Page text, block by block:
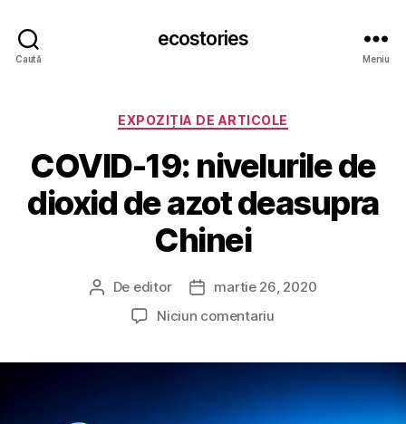
Caută
ecostories
Meniu
Categorii
EXPOZIȚIA DE ARTICOLE
COVID-19: nivelurile de
dioxid de azot deasupra
Chinei
Autor
articol
De editor
Datămartie 26, 2020
Niciun comentariula
de
dioxid